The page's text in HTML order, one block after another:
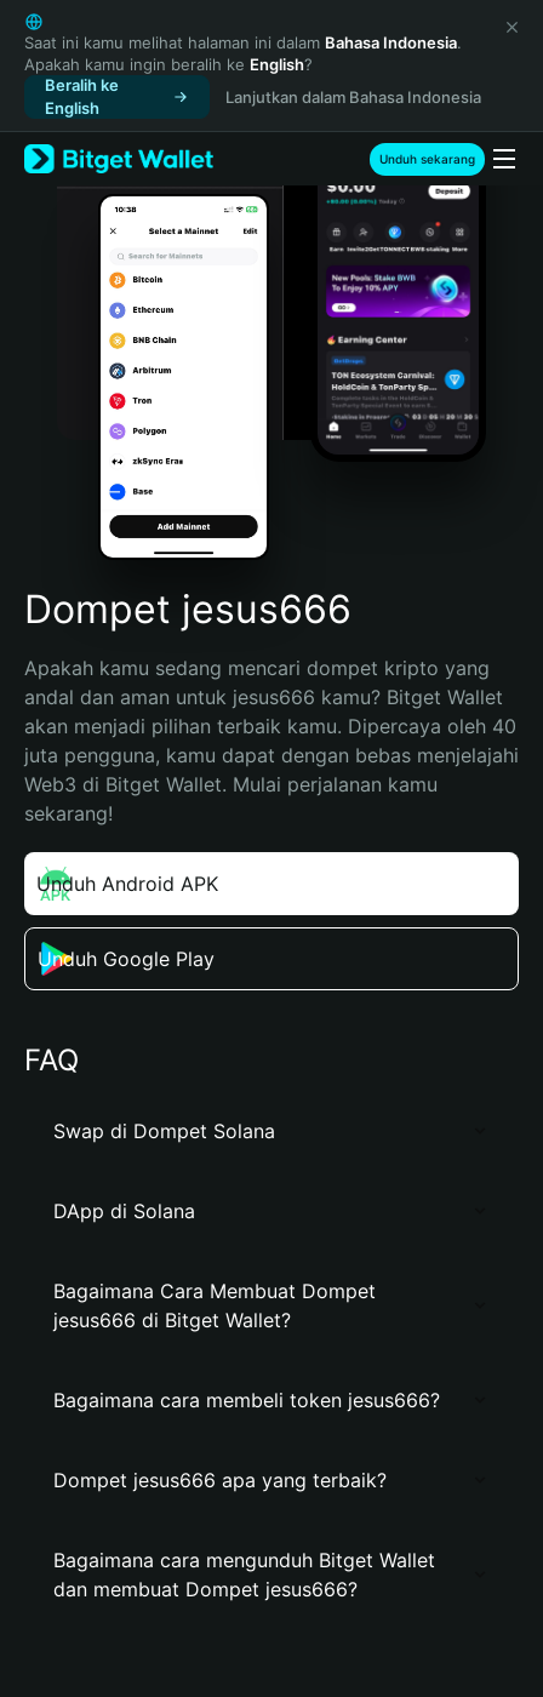
English
日本語
Tiếng Việt
Русский
Español (Latinoamérica)
Türkçe
Italiano
Português (Portugal)
Bahasa Indonesia
Português (Brasil)
Español (Argentina)
Saat ini kamu melihat halaman ini dalam Bahasa Indonesia.
Apakah kamu ingin beralih ke English?
Beralih ke
English
Lanjutkan dalam Bahasa Indonesia
Unduh sekarang
Dompet jesus666
Apakah kamu sedang mencari dompet kripto yang
andal dan aman untuk jesus666 kamu? Bitget Wallet
akan menjadi pilihan terbaik kamu. Dipercaya oleh 40
juta pengguna, kamu dapat dengan bebas menjelajahi
Web3 di Bitget Wallet. Mulai perjalanan kamu
sekarang!
Unduh Android APK
Unduh Google Play
FAQ
Swap di Dompet Solana
DApp di Solana
Bagaimana Cara Membuat Dompet
jesus666 di Bitget Wallet?
Bagaimana cara membeli token jesus666?
Dompet jesus666 apa yang terbaik?
Bagaimana cara mengunduh Bitget Wallet
dan membuat Dompet jesus666?